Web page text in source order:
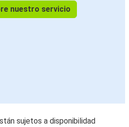
nuestro servicio
sujetos a disponibilidad